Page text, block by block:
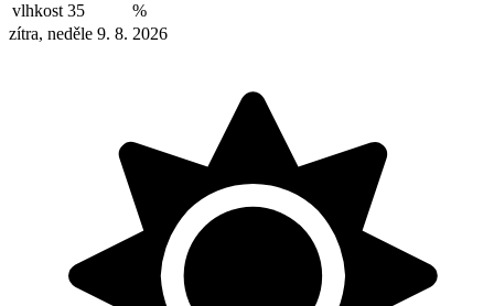
vlhkost 35
%
zítra, neděle 9. 8. 2026